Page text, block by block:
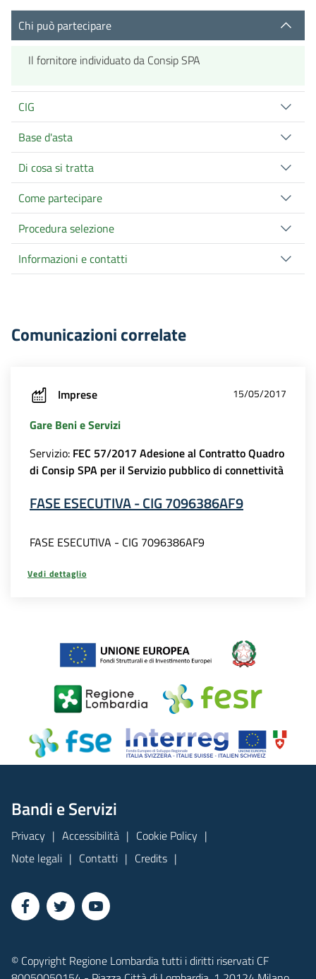
Chi può partecipare
Il fornitore individuato da Consip SPA
CIG
Base d'asta
Di cosa si tratta
Come partecipare
Procedura selezione
Informazioni e contatti
Comunicazioni correlate
Imprese 15/05/2017
Gare Beni e Servizi
Servizio: FEC 57/2017 Adesione al Contratto Quadro
di Consip SPA per il Servizio pubblico di connettività
FASE ESECUTIVA - CIG 7096386AF9
FASE ESECUTIVA - CIG 7096386AF9
Vedi dettaglio
Bandi e Servizi
Privacy Accessibilità
Cookie Policy
Note legali
Contatti Credits
© Copyright Regione Lombardia tutti i diritti riservati CF